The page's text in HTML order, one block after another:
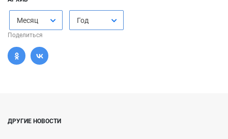
Месяц Год
Поделиться
ДРУГИЕ НОВОСТИ